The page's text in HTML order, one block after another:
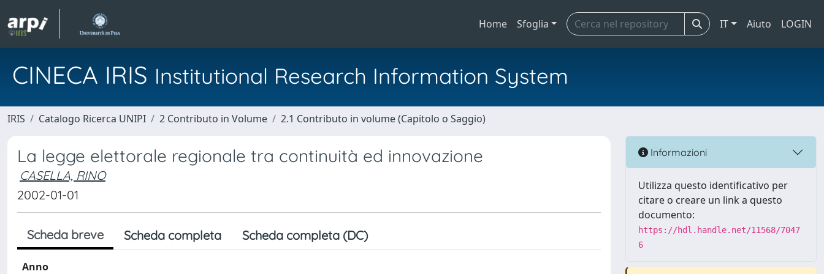
Home Sfoglia IT Aiuto LOGIN
CINECA IRIS Institutional Research Information System
IRIS Catalogo Ricerca UNIPI 2 Contributo in Volume 2.1 Contributo in volume (Capitolo o Saggio)
La legge elettorale regionale tra continuità ed innovazione
CASELLA, RINO
2002-01-01
Scheda breve Scheda completa Scheda completa (DC)
Anno
Informazioni
Utilizza questo identificativo per
citare o creare un link a questo
documento:
https://hdl.handle.net/11568/7047
6